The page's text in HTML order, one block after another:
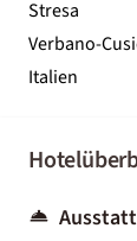
Stresa
Verbano-
Italien